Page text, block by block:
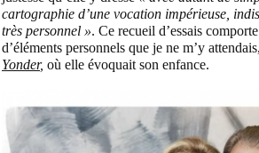
cartographie d’une vocation impérieuse,
très personnel ». Ce recueil d’essais
d’éléments personnels que je ne m’y
Yonder, où elle évoquait son enfance.